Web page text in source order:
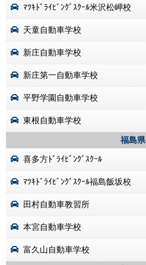
ﾏﾂｷﾄﾞﾗｲﾋﾞﾝｸﾞｽｸｰﾙ米沢松岬校
天童自動車学校
新庄自動車学校
新庄第一自動車学校
平野学園自動車学校
東根自動車学校
福島県
喜多方ﾄﾞﾗｲﾋﾞﾝｸﾞｽｸｰﾙ
ﾏﾂｷﾄﾞﾗｲﾋﾞﾝｸﾞｽｸｰﾙ福島飯坂校
田村自動車教習所
本宮自動車学校
富久山自動車学校